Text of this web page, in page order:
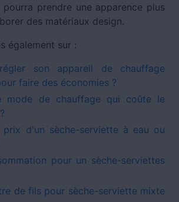
prendre une apparence plus
des matériaux design.
également sur :
son appareil de chauffage
faire des économies ?
mode de chauffage qui coûte le
prix d'un sèche-serviette à eau ou
pour un sèche-serviettes
de fils pour sèche-serviette mixte